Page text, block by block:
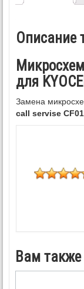
Описание
для
Замена
call servise
Вам также